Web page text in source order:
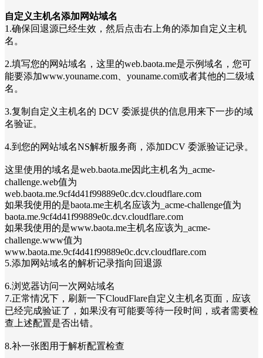
自定义主机名添加网站域名
1.确保回退源已经生效，然后点击右上角的添加自定义主机
名。
2.填写您的网站域名，这里的web.baota.me是示例域名，您可
能要添加www.youname.com、youname.com或者其他的二级域
名。
3.复制自定义主机名的 DCV 委派提供的信息用来下一步的域
名验证。
4.到您的网站域名NS解析服务商，添加DCV 委派验证记录。
这里使用的域名是web.baota.me因此主机名为_acme-
challenge.web值为
web.baota.me.9cf4d41f99889e0c.dcv.cloudflare.com
如果我使用的是baota.me主机名应该为_acme-challenge值为
baota.me.9cf4d41f99889e0c.dcv.cloudflare.com
如果我使用的是www.baota.me主机名应该为_acme-
challenge.www值为
www.baota.me.9cf4d41f99889e0c.dcv.cloudflare.com
5.添加网站域名的解析记录指向回退源
6.浏览器访问一次网站域名
7.正常情况下，刷新一下CloudFlare自定义主机名页面，应该
已经完成验证了，如果没有可能要等待一段时间，或者需要检
查上述配置是否出错。
8.补一张图用于解析配置检查